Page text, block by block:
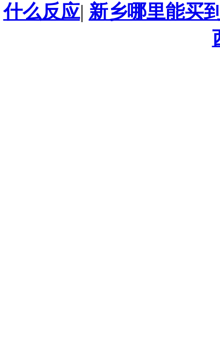
什么反应| 新乡哪里能买